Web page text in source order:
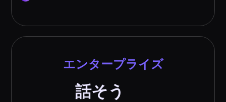
エンタープライズ
話そう